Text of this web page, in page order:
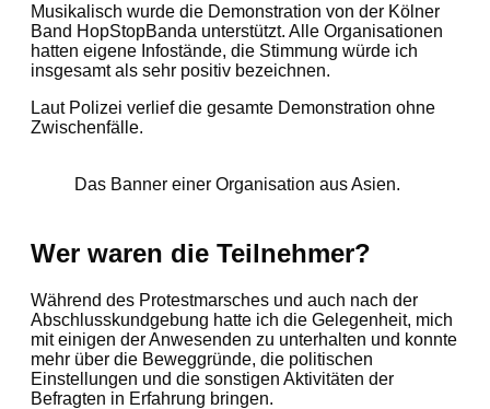
Musikalisch wurde die Demonstration von der Kölner
Band HopStopBanda unterstützt. Alle Organisationen
hatten eigene Infostände, die Stimmung würde ich
insgesamt als sehr positiv bezeichnen.
Laut Polizei verlief die gesamte Demonstration ohne
Zwischenfälle.
Das Banner einer Organisation aus Asien.
Wer waren die Teilnehmer?
Während des Protestmarsches und auch nach der
Abschlusskundgebung hatte ich die Gelegenheit, mich
mit einigen der Anwesenden zu unterhalten und konnte
mehr über die Beweggründe, die politischen
Einstellungen und die sonstigen Aktivitäten der
Befragten in Erfahrung bringen.